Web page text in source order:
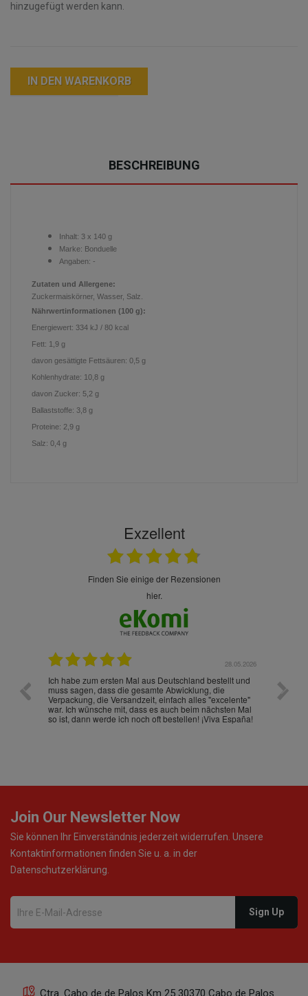
hinzugefügt werden kann.
IN DEN WARENKORB
BESCHREIBUNG
Inhalt: 3 x 140 g
Marke: Bonduelle
Angaben: -
Zutaten und Allergene:
Zuckermaiskörner, Wasser, Salz.
Nährwertinformationen (100 g):
Energiewert: 334 kJ / 80 kcal
Fett: 1,9 g
davon gesättigte Fettsäuren: 0,5 g
Kohlenhydrate: 10,8 g
davon Zucker: 5,2 g
Ballaststoffe: 3,8 g
Proteine: 2,9 g
Salz: 0,4 g
Exzellent
finden Sie einige der Rezensionen
hier.
28.05.2026
Ich habe zum ersten Mal aus Deutschland bestellt und
muss sagen, dass die gesamte Abwicklung, die
Verpackung, die Versandzeit, einfach alles "excelente"
war. Ich wünsche mit, dass es auch beim nächsten Mal
so ist, dann werde ich noch oft bestellen! ¡Viva España!
Die
gut
ist
Join Our Newsletter Now
Sie können Ihr Einverständnis jederzeit widerrufen. Unsere
Kontaktinformationen finden Sie u. a. in der
Datenschutzerklärung.
Ctra. Cabo de de Palos Km 25 30370 Cabo de Palos